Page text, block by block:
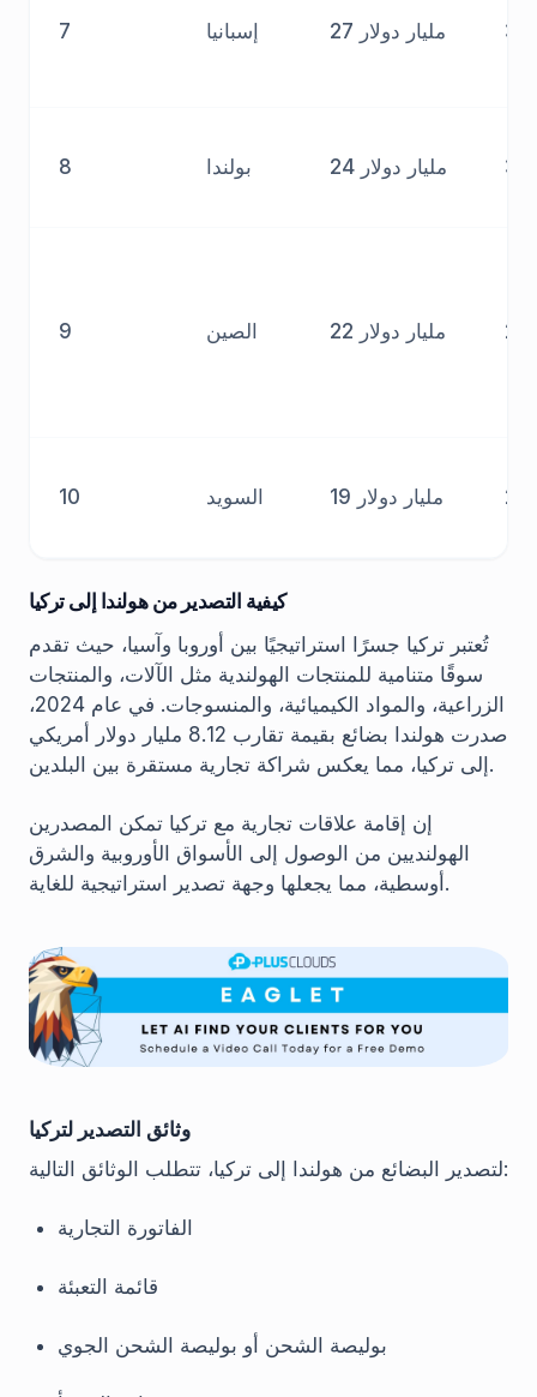
7 إسبانيا 27 مليار دولار
8 بولندا 24 مليار دولار
9 الصين 22 مليار دولار
10 السويد 19 مليار دولار
كيفية التصدير من هولندا إلى تركيا
تُعتبر تركيا جسرًا استراتيجيًا بين أوروبا وآسيا، حيث تقدم
سوقًا متنامية للمنتجات الهولندية مثل الآلات، والمنتجات
الزراعية، والمواد الكيميائية، والمنسوجات. في عام 2024،
صدرت هولندا بضائع بقيمة تقارب 8.12 مليار دولار أمريكي
إلى تركيا، مما يعكس شراكة تجارية مستقرة بين البلدين.
إن إقامة علاقات تجارية مع تركيا تمكن المصدرين
الهولنديين من الوصول إلى الأسواق الأوروبية والشرق
أوسطية، مما يجعلها وجهة تصدير استراتيجية للغاية.
وثائق التصدير لتركيا
لتصدير البضائع من هولندا إلى تركيا، تتطلب الوثائق التالية:
الفاتورة التجارية
قائمة التعبئة
بوليصة الشحن أو بوليصة الشحن الجوي